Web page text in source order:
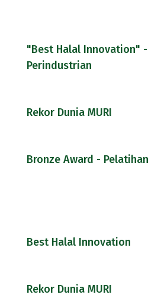
"Best Halal Innovation"
Perindustrian
Rekor Dunia MURI
Bronze Award - Pelatihan
Best Halal Innovation
Rekor Dunia MURI